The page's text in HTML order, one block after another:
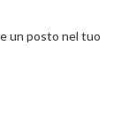
un posto nel tuo